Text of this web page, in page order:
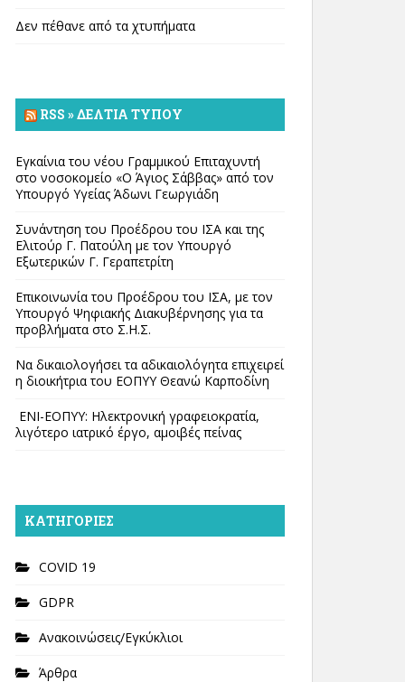
Δεν πέθανε από τα χτυπήματα
RSS » ΔΕΛΤΊΑ ΤΎΠΟΥ
Εγκαίνια του νέου Γραμμικού Επιταχυντή
στο νοσοκομείο «Ο Άγιος Σάββας» από τον
Υπουργό Υγείας Άδωνι Γεωργιάδη
Συνάντηση του Προέδρου του ΙΣΑ και της
Ελιτούρ Γ. Πατούλη με τον Υπουργό
Εξωτερικών Γ. Γεραπετρίτη
Επικοινωνία του Προέδρου του ΙΣΑ, με τον
Υπουργό Ψηφιακής Διακυβέρνησης για τα
προβλήματα στο Σ.Η.Σ.
Να δικαιολογήσει τα αδικαιολόγητα επιχειρεί
η διοικήτρια του ΕΟΠΥΥ Θεανώ Καρποδίνη
ΕΝΙ-ΕΟΠΥΥ: Ηλεκτρονική γραφειοκρατία,
λιγότερο ιατρικό έργο, αμοιβές πείνας
KΑΤΗΓΟΡΊΕΣ
COVID 19
GDPR
Ανακοινώσεις/Εγκύκλιοι
Άρθρα